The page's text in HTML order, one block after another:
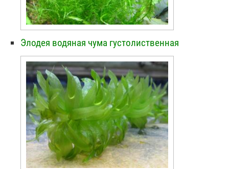
Элодея водяная чума густолиственная